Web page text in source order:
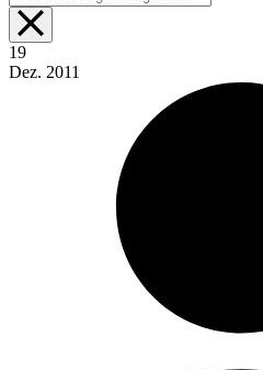
19
Dez. 2011